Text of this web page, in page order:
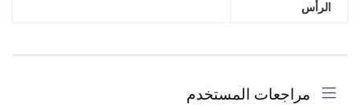
الرأس
مراجعات المستخدم